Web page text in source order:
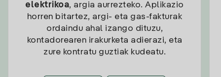
elektrikoa, argia aurrezteko. Aplikazio
horren bitartez, argi- eta gas-fakturak
ordaindu ahal izango dituzu,
kontadorearen irakurketa adierazi, eta
zure kontratu guztiak kudeatu.